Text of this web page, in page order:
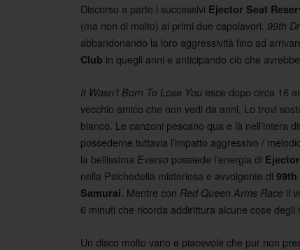
Discorso a parte i successivi Ejector Seat
(ma non di molto) ai primi due capolavori. 99th
abbandonando la loro aggressività fino ad
Club in quegli anni e anticipando ciò che
It Wasn’t Born To Lose You esce dopo circa 16
vecchio amico che non vedi da anni. Lo trovi
bianco. Le canzoni pescano qua e là nell’intera
possederne tuttavia l’impatto aggressivo /
la bellissima Everso possiede l’energia di
nella Psichedelia misteriosa e avvolgente di 99th
Samurai . Mentre con Red Queen Arms Race il
6 minuti che ricorda addirittura alcune cose degli
Un disco molto vario e piacevole che pur non